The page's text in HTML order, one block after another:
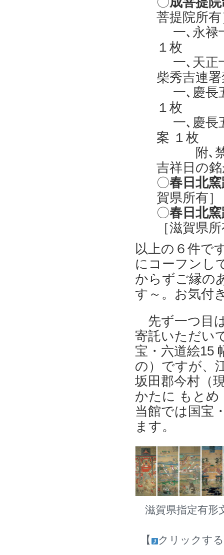
菩提院所
一､永禄
１枚
一､天正
柴秀吉連
一､慶長
１枚
一､慶長
案 １枚
附､禁札
吉祥日の
〇春日北
賀県所有］
〇春日北
［滋賀県
以上の６件で
にコーフンし
からずご縁の
す～。お気付
先ず一つ目
寄託いただい
宝・六道絵15
の）ですが、
坂田郡今村（
かたに もとめ
当館では国宝
ます。
滋賀県指定有
【 クリックす